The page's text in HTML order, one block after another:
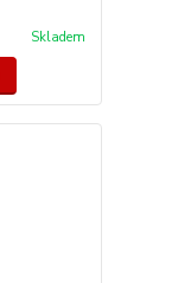
Skladem